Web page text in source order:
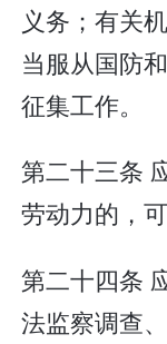
义务；有关
当服从国防
征集工作。
第二十三条
劳动力的，可
第二十四条
法监察调查